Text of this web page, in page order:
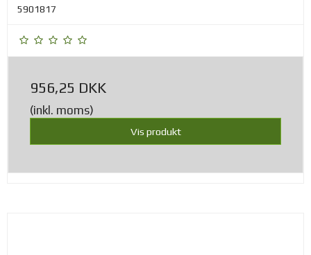
5901817
956,25 DKK
(inkl. moms)
Vis produkt